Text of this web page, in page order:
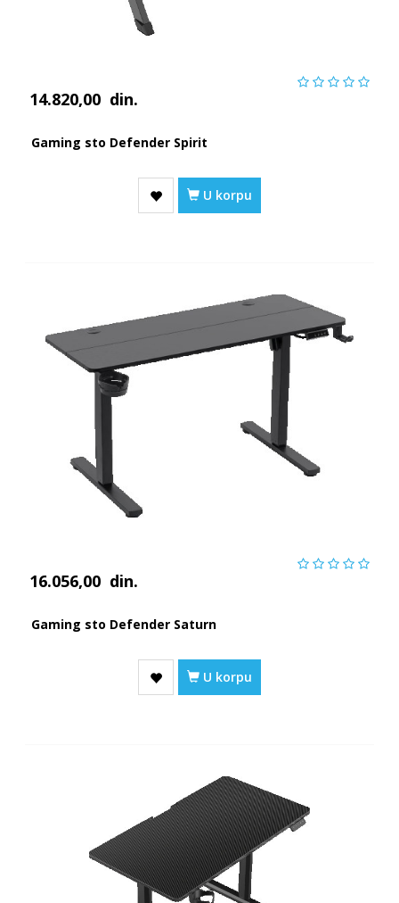
14.820,00 din.
Gaming sto Defender Spirit
U korpu
16.056,00 din.
Gaming sto Defender Saturn
U korpu